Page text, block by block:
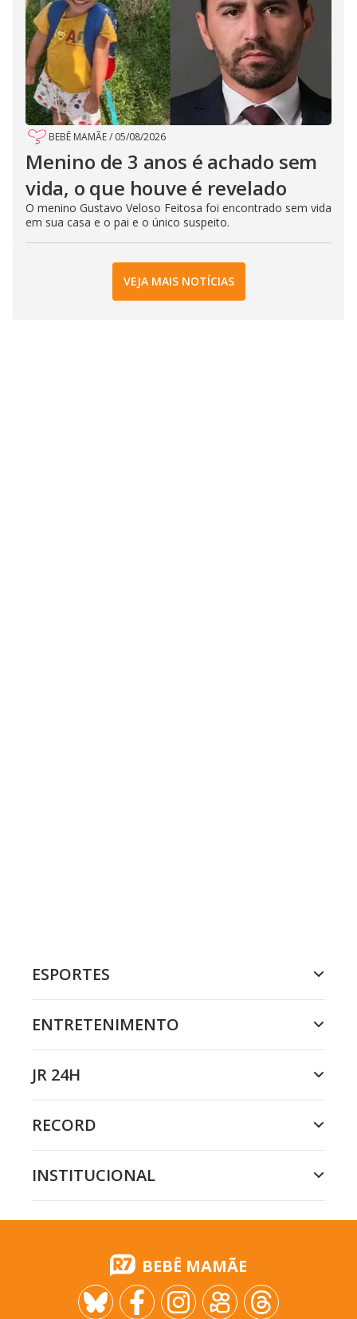
BEBÊ MAMÃE/ 05/08/2026
Menino de 3 anos é achado sem
vida, o que houve é revelado
O menino Gustavo Veloso Feitosa foi encontrado sem vida
em sua casa e o pai e o único suspeito.
VEJA MAIS NOTÍCIAS
ESPORTES
ENTRETENIMENTO
JR 24H
RECORD
INSTITUCIONAL
BEBÊ MAMÃE